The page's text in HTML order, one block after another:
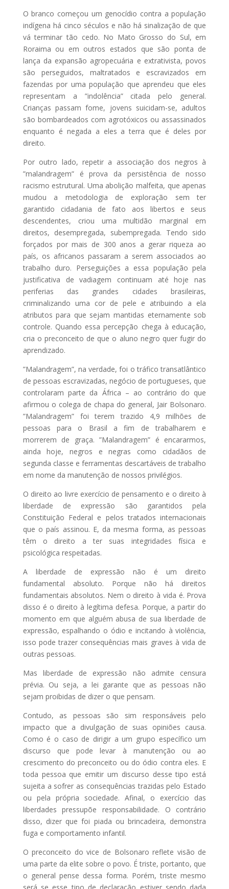
O branco começou um genocídio contra a população
indígena há cinco séculos e não há sinalização de que
vá terminar tão cedo. No Mato Grosso do Sul, em
Roraima ou em outros estados que são ponta de
lança da expansão agropecuária e extrativista, povos
são perseguidos, maltratados e escravizados em
fazendas por uma população que aprendeu que eles
representam a ”indolência” citada pelo general.
Crianças passam fome, jovens suicidam-se, adultos
são bombardeados com agrotóxicos ou assassinados
enquanto é negada a eles a terra que é deles por
direito.
Por outro lado, repetir a associação dos negros à
”malandragem” é prova da persistência de nosso
racismo estrutural. Uma abolição malfeita, que apenas
mudou a metodologia de exploração sem ter
garantido cidadania de fato aos libertos e seus
descendentes, criou uma multidão marginal em
direitos, desempregada, subempregada. Tendo sido
forçados por mais de 300 anos a gerar riqueza ao
país, os africanos passaram a serem associados ao
trabalho duro. Perseguições a essa população pela
justificativa de vadiagem continuam até hoje nas
periferias das grandes cidades brasileiras,
criminalizando uma cor de pele e atribuindo a ela
atributos para que sejam mantidas eternamente sob
controle. Quando essa percepção chega à educação,
cria o preconceito de que o aluno negro quer fugir do
aprendizado.
”Malandragem”, na verdade, foi o tráfico transatlântico
de pessoas escravizadas, negócio de portugueses, que
controlaram parte da África – ao contrário do que
afirmou o colega de chapa do general, Jair Bolsonaro.
”Malandragem” foi terem trazido 4,9 milhões de
pessoas para o Brasil a fim de trabalharem e
morrerem de graça. ”Malandragem” é encararmos,
ainda hoje, negros e negras como cidadãos de
segunda classe e ferramentas descartáveis de trabalho
em nome da manutenção de nossos privilégios.
O direito ao livre exercício de pensamento e o direito à
liberdade de expressão são garantidos pela
Constituição Federal e pelos tratados internacionais
que o país assinou. E, da mesma forma, as pessoas
têm o direito a ter suas integridades física e
psicológica respeitadas.
A liberdade de expressão não é um direito
fundamental absoluto. Porque não há direitos
fundamentais absolutos. Nem o direito à vida é. Prova
disso é o direito à legítima defesa. Porque, a partir do
momento em que alguém abusa de sua liberdade de
expressão, espalhando o ódio e incitando à violência,
isso pode trazer consequências mais graves à vida de
outras pessoas.
Mas liberdade de expressão não admite censura
prévia. Ou seja, a lei garante que as pessoas não
sejam proibidas de dizer o que pensam.
Contudo, as pessoas são sim responsáveis pelo
impacto que a divulgação de suas opiniões causa.
Como é o caso de dirigir a um grupo específico um
discurso que pode levar à manutenção ou ao
crescimento do preconceito ou do ódio contra eles. E
toda pessoa que emitir um discurso desse tipo está
sujeita a sofrer as consequências trazidas pelo Estado
ou pela própria sociedade. Afinal, o exercício das
liberdades pressupõe responsabilidade. O contrário
disso, dizer que foi piada ou brincadeira, demonstra
fuga e comportamento infantil.
O preconceito do vice de Bolsonaro reflete visão de
uma parte da elite sobre o povo. É triste, portanto, que
o general pense dessa forma. Porém, triste mesmo